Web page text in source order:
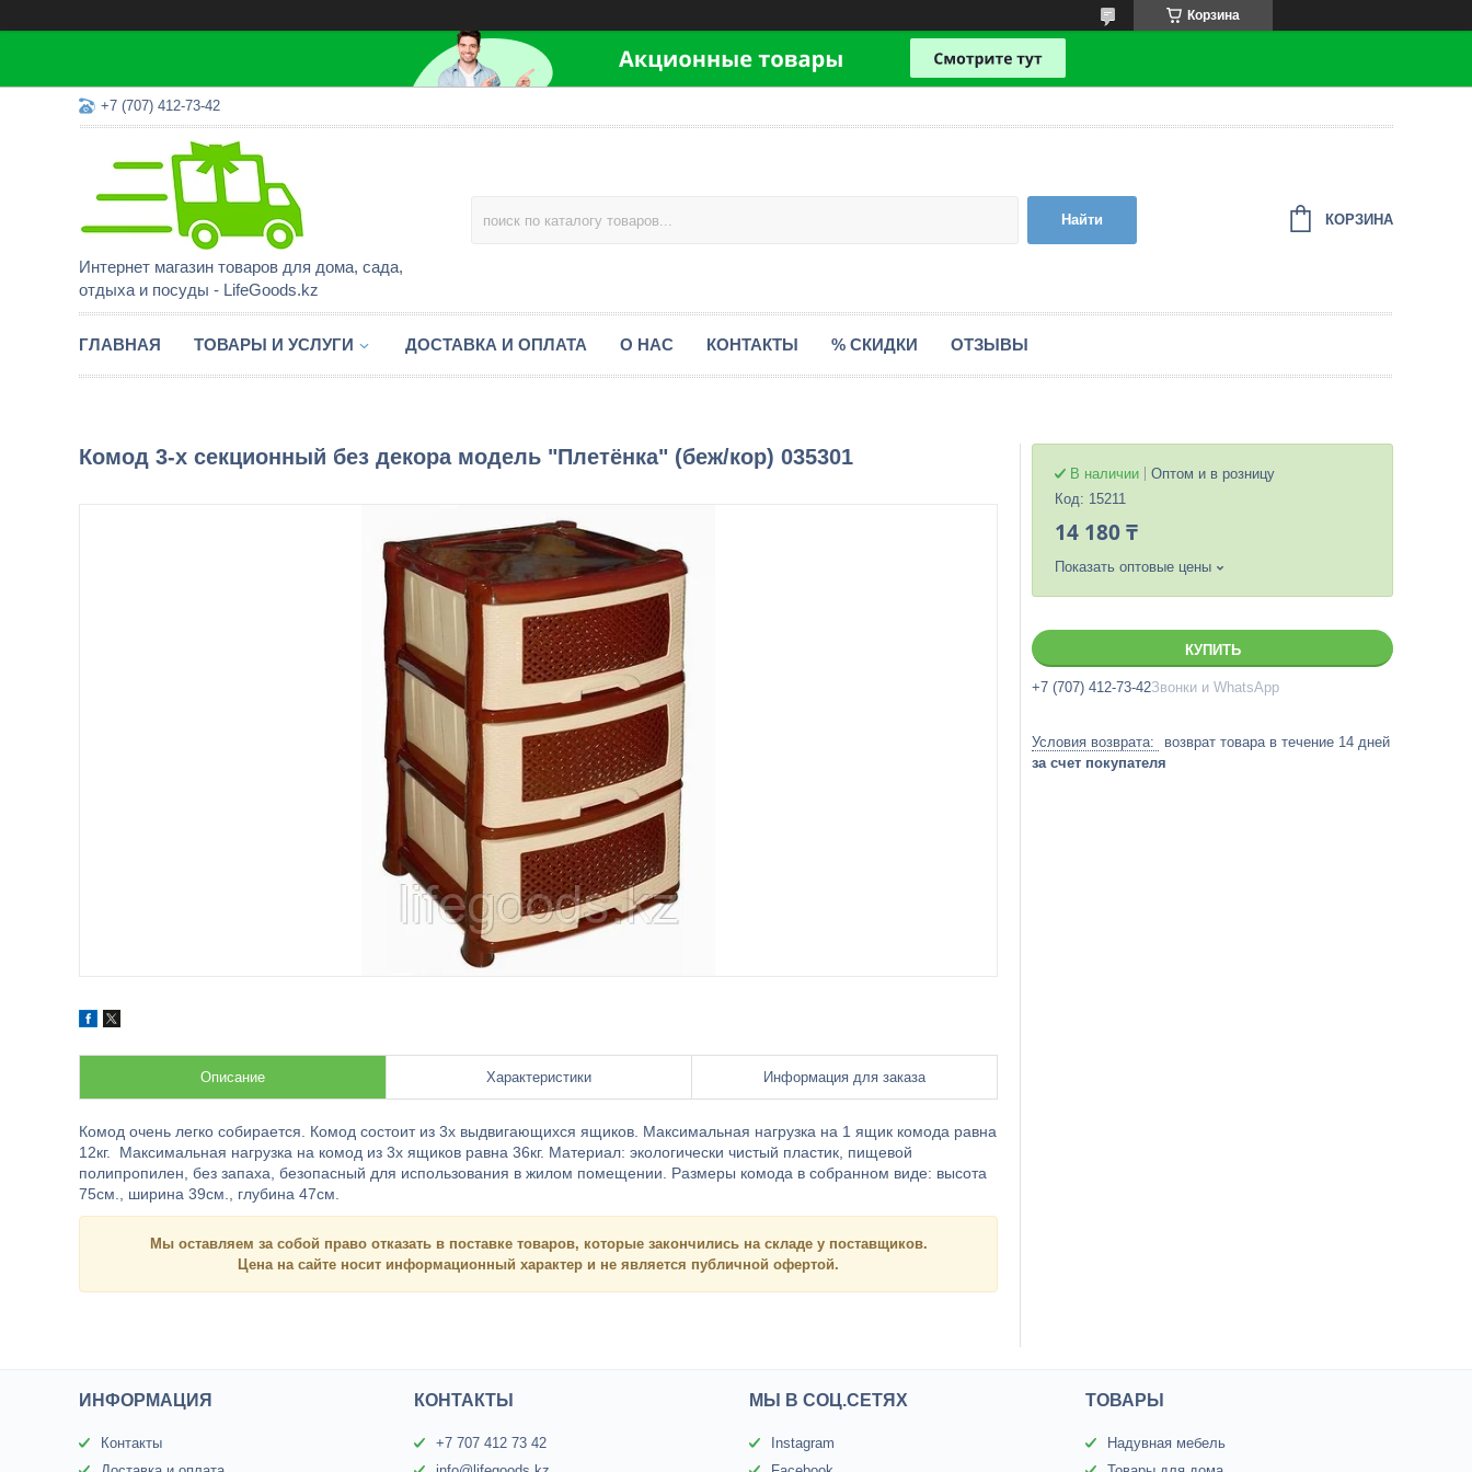
Корзина
+7 (707) 412-73-42
Интернет магазин товаров для дома, сада,
отдыха и посуды - LifeGoods.kz
Найти КОРЗИНА
ГЛАВНАЯ ТОВАРЫ И УСЛУГИ ДОСТАВКА И ОПЛАТА О НАС КОНТАКТЫ % СКИДКИ ОТЗЫВЫ
Комод 3-х секционный без декора модель "Плетёнка" (беж/кор) 035301
Описание Характеристики Информация для заказа
Комод очень легко собирается. Комод состоит из 3х выдвигающихся ящиков. Максимальная нагрузка на 1 ящик комода равна
12кг. Максимальная нагрузка на комод из 3х ящиков равна 36кг. Материал: экологически чистый пластик, пищевой
полипропилен, без запаха, безопасный для использования в жилом помещении. Размеры комода в собранном виде: высота
75см., ширина 39см., глубина 47см.
Мы оставляем за собой право отказать в поставке товаров, которые закончились на складе у поставщиков.
Цена на сайте носит информационный характер и не является публичной офертой.
В наличии
Оптом и в розницу
Код: 15211
14 180 ₸
Показать оптовые цены
КУПИТЬ
+7 (707) 412-73-42Звонки и WhatsApp
возврат товара в течение 14 дней
за счет покупателя
ИНФОРМАЦИЯ
Контакты
КОНТАКТЫ
+7 707 412 73 42
МЫ В СОЦ.СЕТЯХ
Instagram
ТОВАРЫ
Надувная мебель